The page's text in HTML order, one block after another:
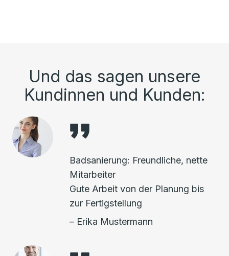
Und das sagen unsere
Kundinnen und Kunden:
Badsanierung: Freundliche, nette
Mitarbeiter
Gute Arbeit von der Planung bis
zur Fertigstellung
– Erika Mustermann